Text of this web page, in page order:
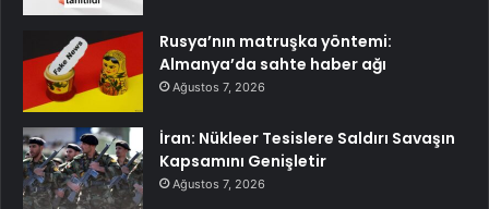
Rusya’nın matruşka yöntemi:
Almanya’da sahte haber ağı
Ağustos 7, 2026
İran: Nükleer Tesislere Saldırı Savaşın
Kapsamını Genişletir
Ağustos 7, 2026